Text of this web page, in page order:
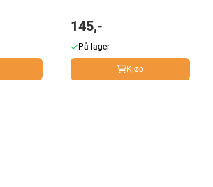
145,-
På lager
Kjøp